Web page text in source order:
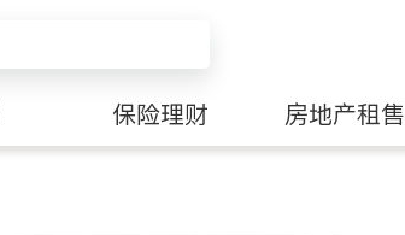
保险理财 房地产租售